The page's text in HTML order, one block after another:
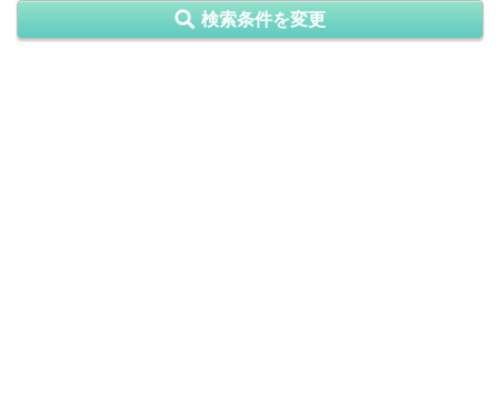
検索条件を変更